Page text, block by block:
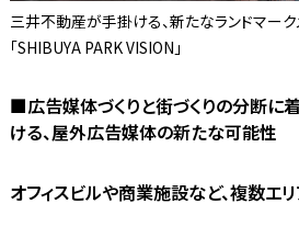
三井不動産が手掛ける、新たなランドマーク
「SHIBUYA PARK VISION」
■広告媒体づくりと街づくりの分断に
ける、屋外広告媒体の新たな可能性
オフィスビルや商業施設など、複数エ